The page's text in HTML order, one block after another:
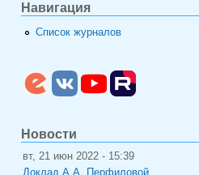
Навигация
Список журналов
Новости
вт, 21 июн 2022 - 15:39
Доклад А.А. Перфиловой